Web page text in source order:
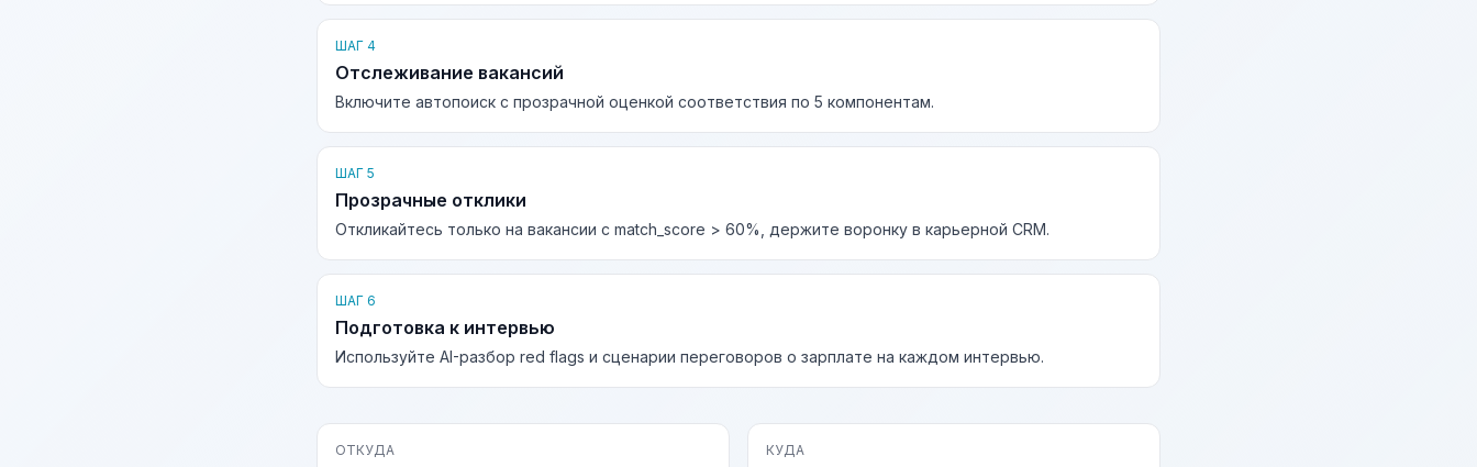
ШАГ 4
Отслеживание вакансий
Включите автопоиск с прозрачной оценкой соответствия по 5 компонентам.
ШАГ 5
Прозрачные отклики
Откликайтесь только на вакансии с match_score > 60%, держите воронку в карьерной CRM.
ШАГ 6
Подготовка к интервью
Используйте AI-разбор red flags и сценарии переговоров о зарплате на каждом интервью.
ОТКУДА КУДА